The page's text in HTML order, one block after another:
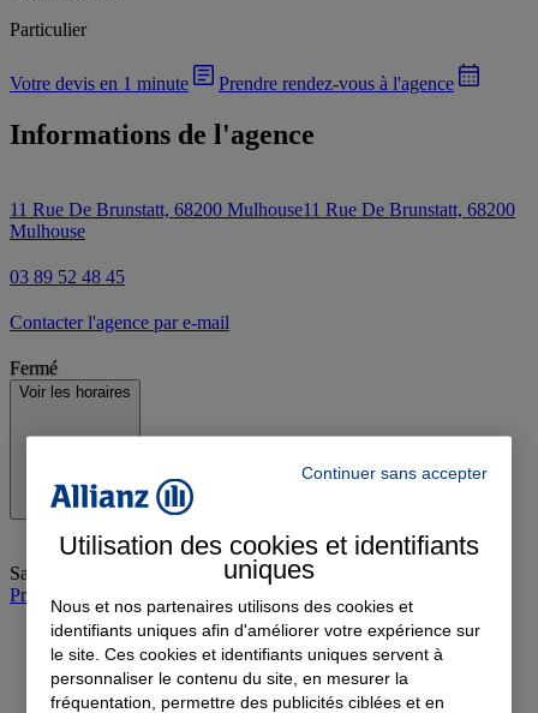
Particulier
Votre devis en 1 minute Prendre rendez-vous à l'agence
Informations de l'agence
11 Rue De Brunstatt, 68200 Mulhouse11 Rue De Brunstatt, 68200
Mulhouse
03 89 52 48 45
Contacter l'agence par e-mail
Fermé
Voir les horaires
Samedi
Prendre rendez-vous à l'agence
Continuer sans accepter
Utilisation des cookies et identifiants
uniques
Nous et nos partenaires utilisons des cookies et
identifiants uniques afin d'améliorer votre expérience sur
le site. Ces cookies et identifiants uniques servent à
personnaliser le contenu du site, en mesurer la
fréquentation, permettre des publicités ciblées et en